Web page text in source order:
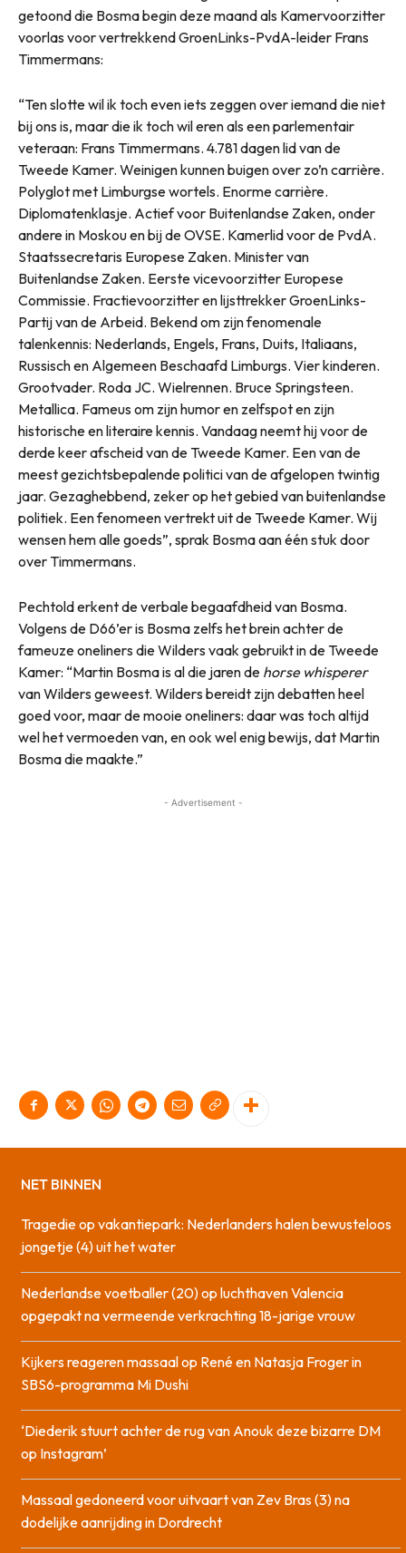
getoond die Bosma begin deze maand als Kamervoorzitter
voorlas voor vertrekkend GroenLinks-PvdA-leider Frans
Timmermans:
“Ten slotte wil ik toch even iets zeggen over iemand die niet
bij ons is, maar die ik toch wil eren als een parlementair
veteraan: Frans Timmermans. 4.781 dagen lid van de
Tweede Kamer. Weinigen kunnen buigen over zo’n carrière.
Polyglot met Limburgse wortels. Enorme carrière.
Diplomatenklasje. Actief voor Buitenlandse Zaken, onder
andere in Moskou en bij de OVSE. Kamerlid voor de PvdA.
Staatssecretaris Europese Zaken. Minister van
Buitenlandse Zaken. Eerste vicevoorzitter Europese
Commissie. Fractievoorzitter en lijsttrekker GroenLinks-
Partij van de Arbeid. Bekend om zijn fenomenale
talenkennis: Nederlands, Engels, Frans, Duits, Italiaans,
Russisch en Algemeen Beschaafd Limburgs. Vier kinderen.
Grootvader. Roda JC. Wielrennen. Bruce Springsteen.
Metallica. Fameus om zijn humor en zelfspot en zijn
historische en literaire kennis. Vandaag neemt hij voor de
derde keer afscheid van de Tweede Kamer. Een van de
meest gezichtsbepalende politici van de afgelopen twintig
jaar. Gezaghebbend, zeker op het gebied van buitenlandse
politiek. Een fenomeen vertrekt uit de Tweede Kamer. Wij
wensen hem alle goeds”, sprak Bosma aan één stuk door
over Timmermans.
Pechtold erkent de verbale begaafdheid van Bosma.
Volgens de D66’er is Bosma zelfs het brein achter de
fameuze oneliners die Wilders vaak gebruikt in de Tweede
Kamer: “Martin Bosma is al die jaren de horse whisperer
van Wilders geweest. Wilders bereidt zijn debatten heel
goed voor, maar de mooie oneliners: daar was toch altijd
wel het vermoeden van, en ook wel enig bewijs, dat Martin
Bosma die maakte.”
- Advertisement -
NET BINNEN
Tragedie op vakantiepark: Nederlanders halen bewusteloos
jongetje (4) uit het water
Nederlandse voetballer (20) op luchthaven Valencia
opgepakt na vermeende verkrachting 18-jarige vrouw
Kijkers reageren massaal op René en Natasja Froger in
SBS6-programma Mi Dushi
‘Diederik stuurt achter de rug van Anouk deze bizarre DM
op Instagram’
Massaal gedoneerd voor uitvaart van Zev Bras (3) na
dodelijke aanrijding in Dordrecht